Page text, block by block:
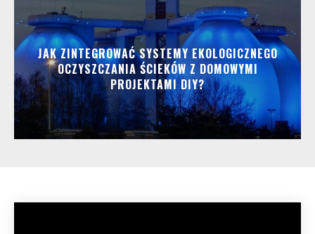
JAK ZINTEGROWAĆ SYSTEMY EKOLOGICZNEGO
OCZYSZCZANIA ŚCIEKÓW Z DOMOWYMI
PROJEKTAMI DIY?